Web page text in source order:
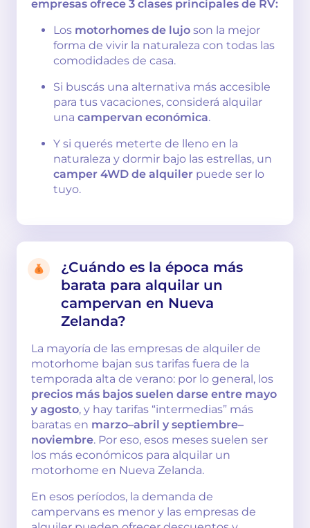
empresas ofrece 3 clases principales de RV:
Los motorhomes de lujo son la mejor
forma de vivir la naturaleza con todas las
comodidades de casa.
Si buscás una alternativa más accesible
para tus vacaciones, considerá alquilar
una campervan económica.
Y si querés meterte de lleno en la
naturaleza y dormir bajo las estrellas, un
camper 4WD de alquiler puede ser lo
tuyo.
¿Cuándo es la época más
barata para alquilar un
campervan en Nueva
Zelanda?
La mayoría de las empresas de alquiler de
motorhome bajan sus tarifas fuera de la
temporada alta de verano: por lo general, los
precios más bajos suelen darse entre mayo
y agosto, y hay tarifas “intermedias” más
baratas en marzo–abril y septiembre–
noviembre. Por eso, esos meses suelen ser
los más económicos para alquilar un
motorhome en Nueva Zelanda.
En esos períodos, la demanda de
campervans es menor y las empresas de